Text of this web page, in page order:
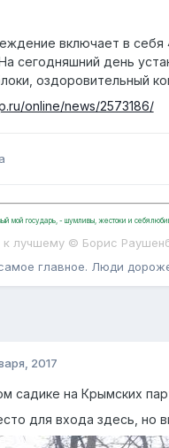
включает в себя
сегодняшний день
оздоровительный
online/news/2573186/
мой государь, - шумливы, жестоки и
к лучшему © Борис
главное. Люди
2017
садике на Крымских
для входа здесь, но